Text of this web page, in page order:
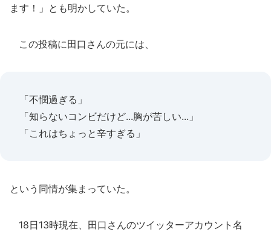
ます！」とも明かしていた。
この投稿に田口さんの元には、
「不憫過ぎる」
「知らないコンビだけど...胸が苦しい...」
「これはちょっと辛すぎる」
という同情が集まっていた。
18日13時現在、田口さんのツイッターアカウント名